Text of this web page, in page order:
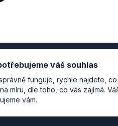
cookies
váš souhlas
funguje, rychle najdete,
míru, dle toho, co vás zajímá.
vám.